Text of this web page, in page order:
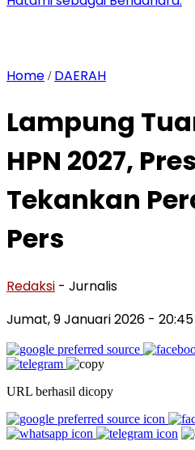
Home / DAERAH
Lampung
HPN 2027,
Tekankan
Pers
Redaksi - Jurnalis
Jumat, 9 Januari 2026 - 20:45
URL berhasil dicopy